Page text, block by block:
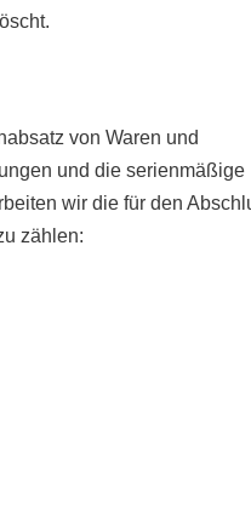
von Waren und
und die serienmäßige
wir die für den
zählen: